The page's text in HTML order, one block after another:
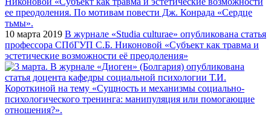
10 марта 2019 В журнале «Studia culturae» опубликована статья
профессора СПбГУП С.Б. Никоновой «Субъект как травма и
эстетические возможности её преодоления»